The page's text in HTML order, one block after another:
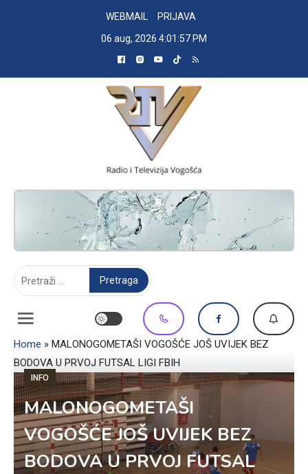
WEBMAIL
PRIJAVA
06 aug, 2026 4:01:58 PM
RADIO TELEVIZIJA VOGOŠĆA
Home » MALONOGOMETAŠI VOGOŠĆE JOŠ UVIJEK BEZ
BODOVA U PRVOJ FUTSAL LIGI FBIH
INFO
MALONOGOMETAŠI
VOGOŠĆE JOŠ UVIJEK BEZ
BODOVA U PRVOJ FUTSAL